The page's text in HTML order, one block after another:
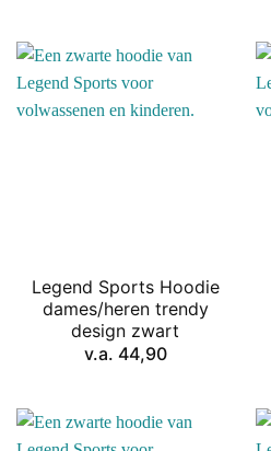
Legend Sports Hoodie
dames/heren trendy
design zwart
v.a. 44,90